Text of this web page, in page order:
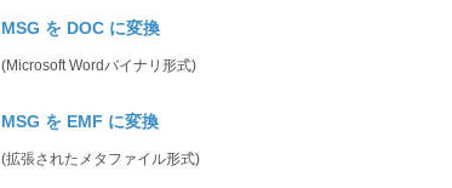
MSG を DOC に変換
(Microsoft Wordバイナリ形式)
MSG を EMF に変換
(拡張されたメタファイル形式)